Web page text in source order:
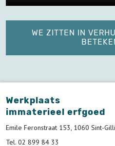
WE ZITTEN IN
Werkplaats
immaterieel erfgoed
Emile Feronstraat 153, 1060 Sint-
Tel. 02 899 84 33